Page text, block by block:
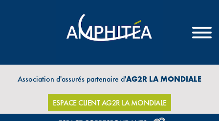
Association d'assurés partenaire d'AG2R LA MONDIALE
ESPACE CLIENT AG2R LA MONDIALE